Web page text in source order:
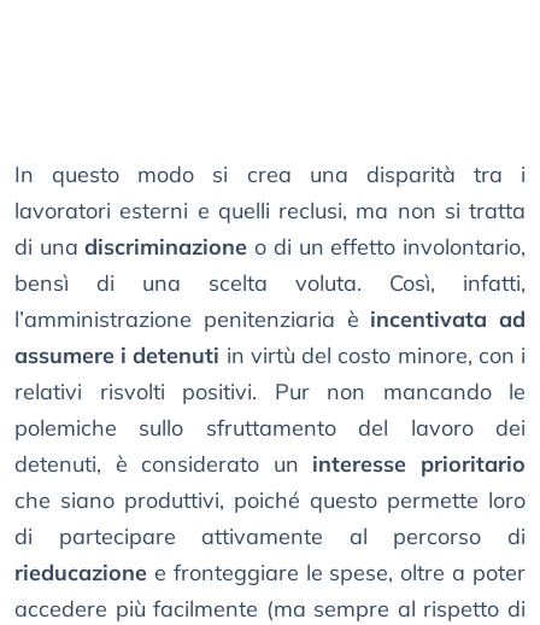
In questo modo si crea una disparità tra i
lavoratori esterni e quelli reclusi, ma non si tratta
di unadiscriminazione o di un effetto involontario,
bensì di una scelta voluta. Così, infatti,
l’amministrazione penitenziaria è incentivata ad
assumere i detenuti in virtù del costo minore, con i
relativi risvolti positivi. Pur non mancando le
polemiche sullo sfruttamento del lavoro dei
detenuti, è considerato un interesse prioritario
che siano produttivi, poiché questo permette loro
di partecipare attivamente al percorso di
rieducazione e fronteggiare le spese, oltre a poter
accedere più facilmente (ma sempre al rispetto di